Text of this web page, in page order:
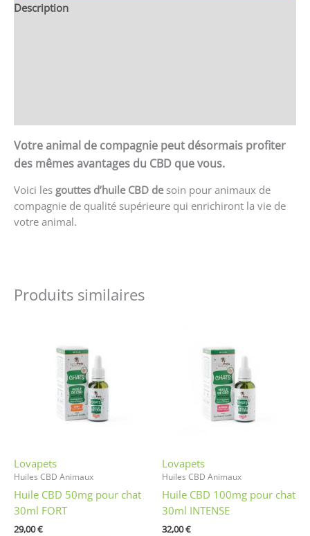
Description
Votre animal de compagnie peut désormais profiter
des mêmes avantages du CBD que vous.
Voici les gouttes d’huile CBD desoin pour animaux de
compagnie de qualité supérieure qui enrichiront la vie de
votre animal.
Produits similaires
Lovapets
Huiles CBD Animaux
Huile CBD 50mg pour chat
30ml FORT
29,00€
Lovapets
Huiles CBD Animaux
Huile CBD 100mg pour chat
30ml INTENSE
32,00€